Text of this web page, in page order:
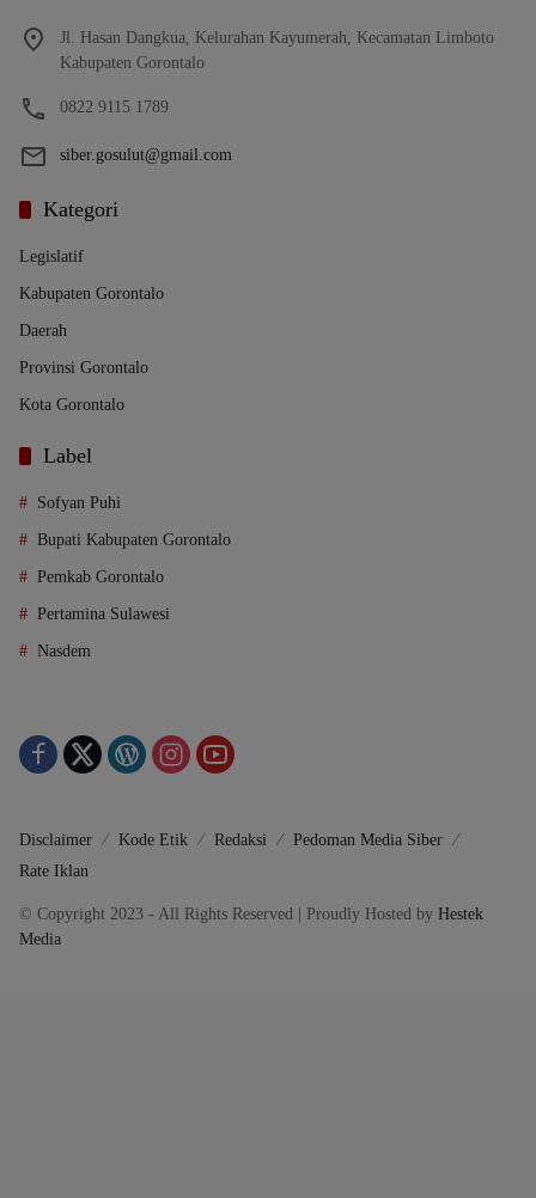
Jl. Hasan Dangkua, Kelurahan Kayumerah, Kecamatan Limboto
Kabupaten Gorontalo
0822 9115 1789
siber.gosulut@gmail.com
Kategori
Legislatif
Kabupaten Gorontalo
Daerah
Provinsi Gorontalo
Kota Gorontalo
Label
Sofyan Puhi
Bupati Kabupaten Gorontalo
Pemkab Gorontalo
Pertamina Sulawesi
Nasdem
Disclaimer Kode Etik Redaksi
Pedoman Media Siber
Rate Iklan
© Copyright 2023 - All Rights Reserved | Proudly Hosted by Hestek
Media